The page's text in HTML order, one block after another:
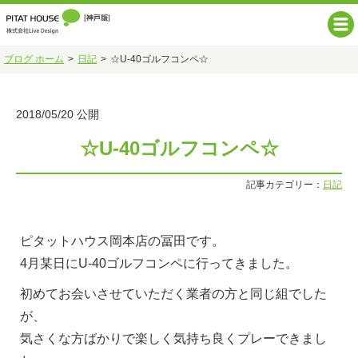
ブログ ホーム 日記 ☆U-40ゴルフコンペ☆
2018/05/20 公開
☆U-40ゴルフコンペ☆
記事カテゴリー： 日記
ピタットハウス岡本店の冨田です。
4月某日にU-40ゴルフコンペに行ってきました。
初めてお会いさせていただく業者の方と同じ組でした
が、
気さくな方ばかりで楽しく気持ち良くプレーできまし